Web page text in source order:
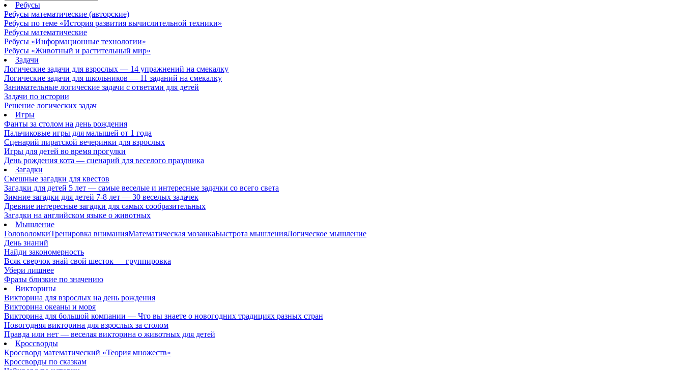
Ребусы
Ребусы математические (авторские)
Ребусы по теме «История развития вычислительной техники»
Ребусы математические
Ребусы «Информационные технологии»
Ребусы «Животный и растительный мир»
Задачи
Логические задачи для взрослых — 14 упражнений на смекалку
Логические задачи для школьников — 11 заданий на смекалку
Занимательные логические задачи с ответами для детей
Задачи по истории
Решение логических задач
Игры
Фанты за столом на день рождения
Пальчиковые игры для малышей от 1 года
Сценарий пиратской вечеринки для взрослых
Игры для детей во время прогулки
День рождения кота — сценарий для веселого праздника
Загадки
Смешные загадки для квестов
Загадки для детей 5 лет — самые веселые и интересные задачки со всего света
Зимние загадки для детей 7-8 лет — 30 веселых задачек
Древние интересные загадки для самых сообразительных
Загадки на английском языке о животных
Мышление
ГоловоломкиТренировка вниманияМатематическая мозаикаБыстрота мышленияЛогическое мышление
День знаний
Найди закономерность
Всяк сверчок знай свой шесток — группировка
Убери лишнее
Фразы близкие по значению
Викторины
Викторина для взрослых на день рождения
Викторина океаны и моря
Викторина для большой компании — Что вы знаете о новогодних традициях разных стран
Новогодняя викторина для взрослых за столом
Правда или нет — веселая викторина о животных для детей
Кроссворды
Кроссворд математический «Теория множеств»
Кроссворды по сказкам